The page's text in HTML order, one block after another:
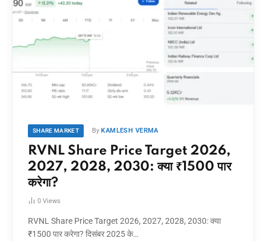
SHARE MARKET By KAMLESH VERMA
RVNL Share Price Target 2026,
2027, 2028, 2030: क्या ₹1500 पार
करेगा?
0 Views
RVNL Share Price Target 2026, 2027, 2028, 2030: क्या
₹1500 पार करेगा? दिसंबर 2025 के…